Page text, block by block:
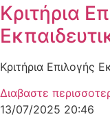
Κριτήρια
Κριτήρια Επιλογής
Διαβαστε
13/07/2025 20:46